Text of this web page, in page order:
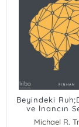
Beyindeki
ve İnancın
Michael R.